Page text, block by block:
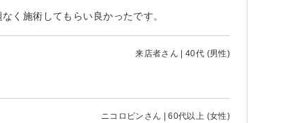
く施術してもらい良かったです。
来店者さん | 40代 (男性)
ニコロビンさん | 60代以上 (女性)